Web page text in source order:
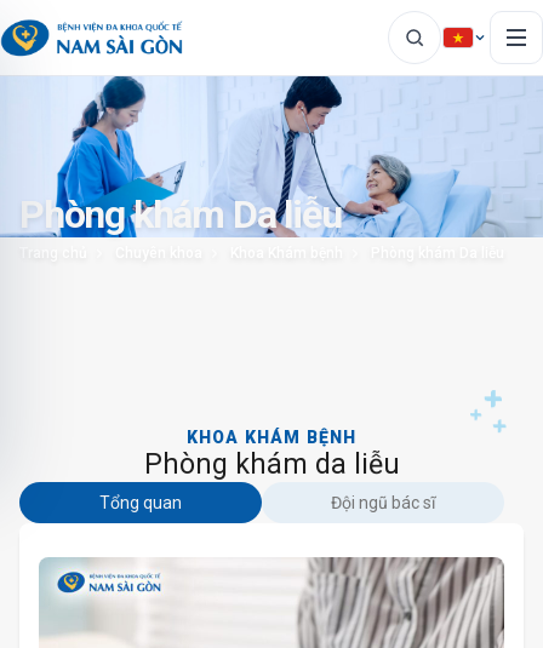
Phòng khám Da liễu
KHOA KHÁM BỆNH
Phòng khám da liễu
Tổng quan Đội ngũ bác sĩ